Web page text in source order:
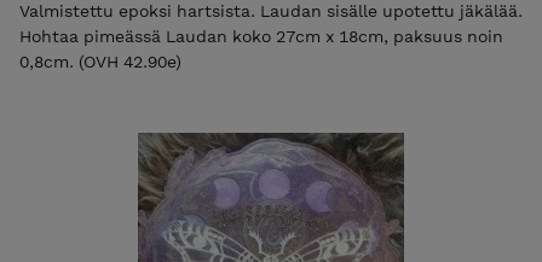
Valmistettu epoksi hartsista. Laudan sisälle upotettu jäkälää.
Hohtaa pimeässä Laudan koko 27cm x 18cm, paksuus noin
0,8cm. (OVH 42.90e)